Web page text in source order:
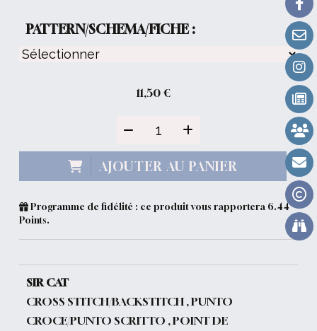
PATTERN/SCHEMA/FICHE :
11,50€
AJOUTER AU PANIER
Programme de fidélité : ce produit vous rapportera 6.44
Points.
SIR CAT
CROSS STITCH/BACKSTITCH , PUNTO
CROCE/PUNTO SCRITTO , POINT DE